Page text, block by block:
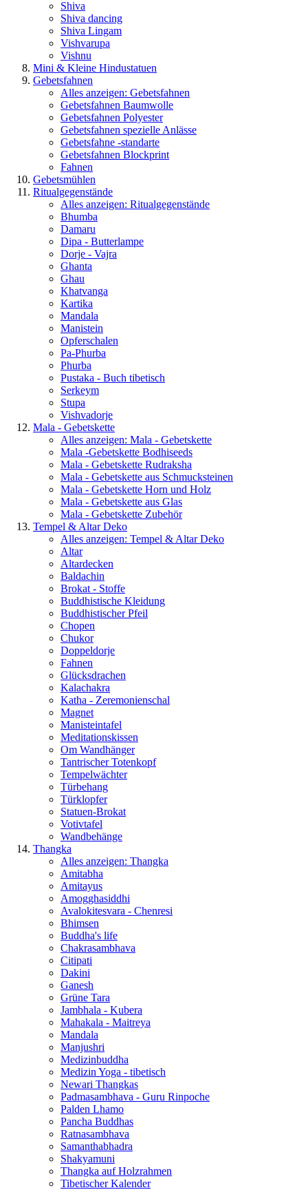
Shiva
Shiva dancing
Shiva Lingam
Vishvarupa
Vishnu
Mini & Kleine Hindustatuen
Gebetsfahnen
Alles anzeigen: Gebetsfahnen
Gebetsfahnen Baumwolle
Gebetsfahnen Polyester
Gebetsfahnen spezielle Anlässe
Gebetsfahne -standarte
Gebetsfahnen Blockprint
Fahnen
Gebetsmühlen
Ritualgegenstände
Alles anzeigen: Ritualgegenstände
Bhumba
Damaru
Dipa - Butterlampe
Dorje - Vajra
Ghanta
Ghau
Khatvanga
Kartika
Mandala
Manistein
Opferschalen
Pa-Phurba
Phurba
Pustaka - Buch tibetisch
Serkeym
Stupa
Vishvadorje
Mala - Gebetskette
Alles anzeigen: Mala - Gebetskette
Mala -Gebetskette Bodhiseeds
Mala - Gebetskette Rudraksha
Mala - Gebetskette aus Schmucksteinen
Mala - Gebetskette Horn und Holz
Mala - Gebetskette aus Glas
Mala - Gebetskette Zubehör
Tempel & Altar Deko
Alles anzeigen: Tempel & Altar Deko
Altar
Altardecken
Baldachin
Brokat - Stoffe
Buddhistische Kleidung
Buddhistischer Pfeil
Chopen
Chukor
Doppeldorje
Fahnen
Glücksdrachen
Kalachakra
Katha - Zeremonienschal
Magnet
Manisteintafel
Meditationskissen
Om Wandhänger
Tantrischer Totenkopf
Tempelwächter
Türbehang
Türklopfer
Statuen-Brokat
Votivtafel
Wandbehänge
Thangka
Alles anzeigen: Thangka
Amitabha
Amitayus
Amogghasiddhi
Avalokitesvara - Chenresi
Bhimsen
Buddha's life
Chakrasambhava
Citipati
Dakini
Ganesh
Grüne Tara
Jambhala - Kubera
Mahakala - Maitreya
Mandala
Manjushri
Medizinbuddha
Medizin Yoga - tibetisch
Newari Thangkas
Padmasambhava - Guru Rinpoche
Palden Lhamo
Pancha Buddhas
Ratnasambhava
Samanthabhadra
Shakyamuni
Thangka auf Holzrahmen
Tibetischer Kalender